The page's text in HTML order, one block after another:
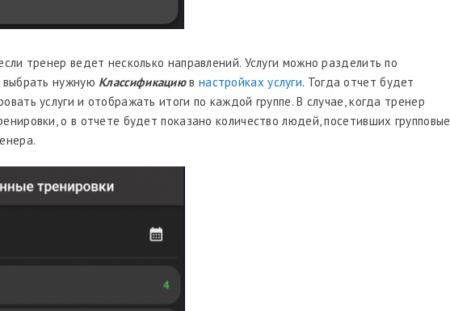
тренер ведет несколько направлений. Услуги можно разделить по
выбрать нужную Классификациюв настройках услуги. Тогда отчет будет
услуги и отображать итоги по каждой группе. В случае, когда тренер
о в отчете будет показано количество людей, посетивших групповые